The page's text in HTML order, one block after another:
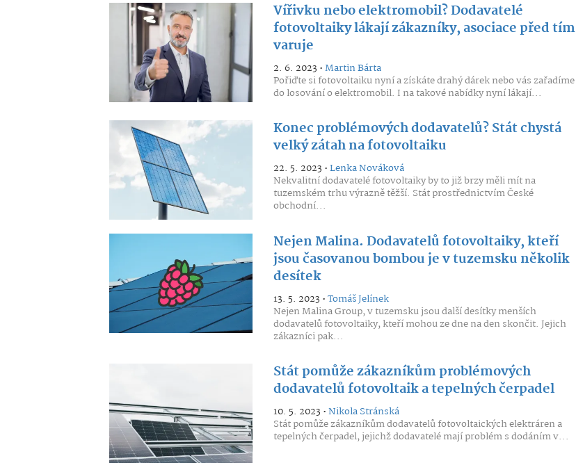
Vířivku nebo elektromobil? Dodavatelé
fotovoltaiky lákají zákazníky, asociace před tím
varuje
2. 6. 2023 •Martin Bárta
Pořiďte si fotovoltaiku nyní a získáte drahý dárek nebo vás zařadíme
do losování o elektromobil. I na takové nabídky nyní lákají...
Konec problémových dodavatelů? Stát chystá
velký zátah na fotovoltaiku
22. 5. 2023 •Lenka Nováková
Nekvalitní dodavatelé fotovoltaiky by to již brzy měli mít na
tuzemském trhu výrazně těžší. Stát prostřednictvím České
obchodní...
Nejen Malina. Dodavatelů fotovoltaiky, kteří
jsou časovanou bombou je v tuzemsku několik
desítek
13. 5. 2023 •Tomáš Jelínek
Nejen Malina Group, v tuzemsku jsou další desítky menších
dodavatelů fotovoltaiky, kteří mohou ze dne na den skončit. Jejich
zákazníci pak...
Stát pomůže zákazníkům problémových
dodavatelů fotovoltaik a tepelných čerpadel
10. 5. 2023 •Nikola Stránská
Stát pomůže zákazníkům dodavatelů fotovoltaických elektráren a
tepelných čerpadel, jejichž dodavatelé mají problém s dodáním v...